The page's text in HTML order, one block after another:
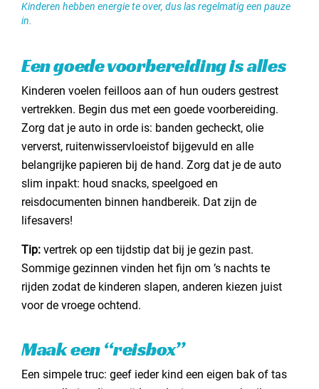
Kinderen hebben energie te over, dus las regelmatig een pauze
in.
Een goede voorbereiding is alles
Kinderen voelen feilloos aan of hun ouders gestrest
vertrekken. Begin dus met een goede voorbereiding.
Zorg dat je auto in orde is: banden gecheckt, olie
ververst, ruitenwisservloeistof bijgevuld en alle
belangrijke papieren bij de hand. Zorg dat je de auto
slim inpakt: houd snacks, speelgoed en
reisdocumenten binnen handbereik. Dat zijn de
lifesavers!
Tip: vertrek op een tijdstip dat bij je gezin past.
Sommige gezinnen vinden het fijn om ’s nachts te
rijden zodat de kinderen slapen, anderen kiezen juist
voor de vroege ochtend.
Maak een “reisbox”
Een simpele truc: geef ieder kind een eigen bak of tas